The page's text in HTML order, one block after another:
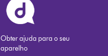
Obter ajuda para o seu
aparelho